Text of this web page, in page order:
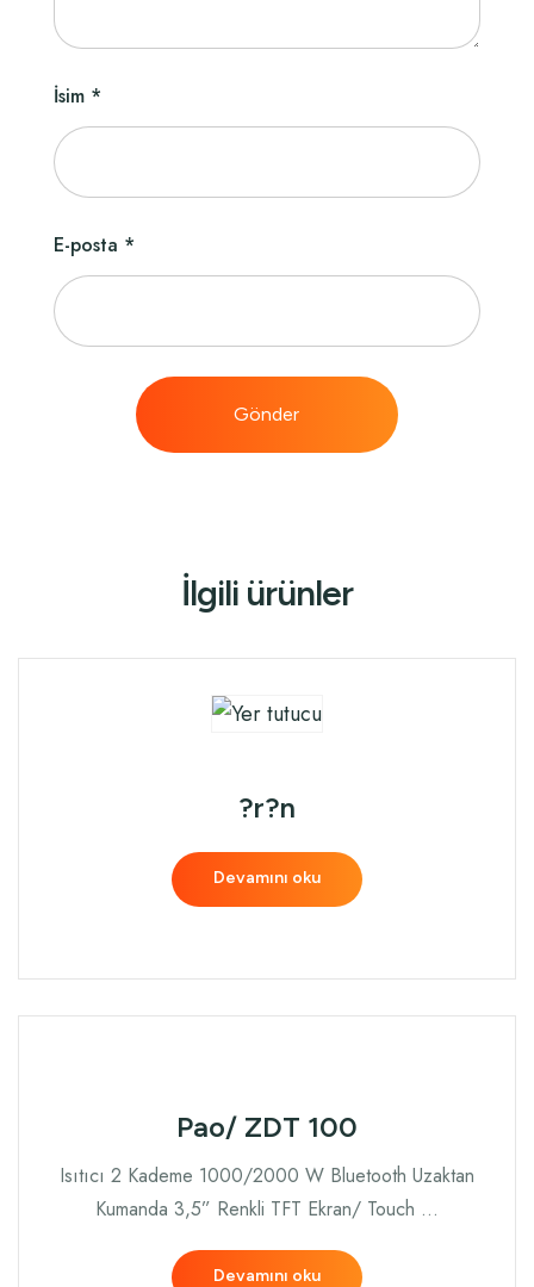
İsim *
E-posta *
İlgili ürünler
?r?n
Devamını oku
Pao/ ZDT 100
Isıtıcı 2 Kademe 1000/2000 W Bluetooth Uzaktan
Kumanda 3,5” Renkli TFT Ekran/ Touch …
Devamını oku